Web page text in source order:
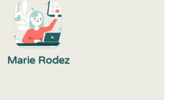
Marie Rodez